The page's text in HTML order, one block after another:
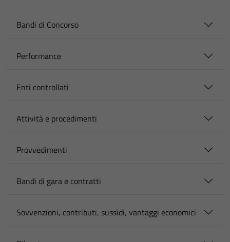
Bandi di Concorso
Performance
Enti controllati
Attività e procedimenti
Provvedimenti
Bandi di gara e contratti
Sovvenzioni, contributi, sussidi, vantaggi economici